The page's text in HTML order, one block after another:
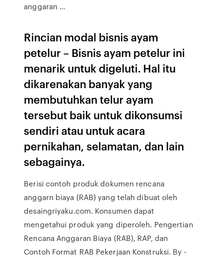
anggaran …
Rincian modal bisnis ayam
petelur – Bisnis ayam petelur ini
menarik untuk digeluti. Hal itu
dikarenakan banyak yang
membutuhkan telur ayam
tersebut baik untuk dikonsumsi
sendiri atau untuk acara
pernikahan, selamatan, dan lain
sebagainya.
Berisi contoh produk dokumen rencana
anggarn biaya (RAB) yang telah dibuat oleh
desaingriyaku.com. Konsumen dapat
mengetahui produk yang diperoleh. Pengertian
Rencana Anggaran Biaya (RAB), RAP, dan
Contoh Format RAB Pekerjaan Konstruksi. By -